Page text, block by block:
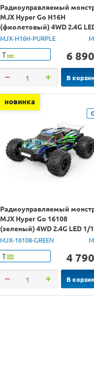
Радиоуправляемый
MJX Hyper Go H16H
(фиолетовый) 4WD 2.4G
GPS 1/16 RTR
MJX-H16H-PURPLE
Т 6 890
В
новинка
Радиоуправляемый
MJX Hyper Go 16108
(зеленый) 4WD 2.4G LED 1/
RTR
MJX-16108-GREEN
Т 4 790
В